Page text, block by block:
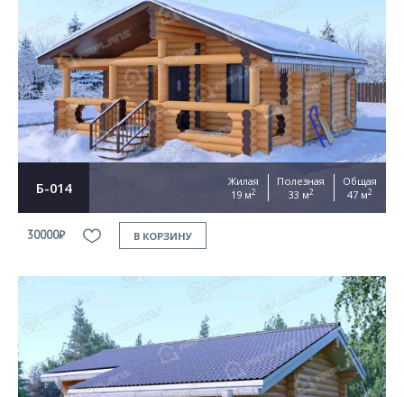
Б-014
Жилая
19 м2
Полезная
33 м2
Общая
47 м2
30000₽ В КОРЗИНУ